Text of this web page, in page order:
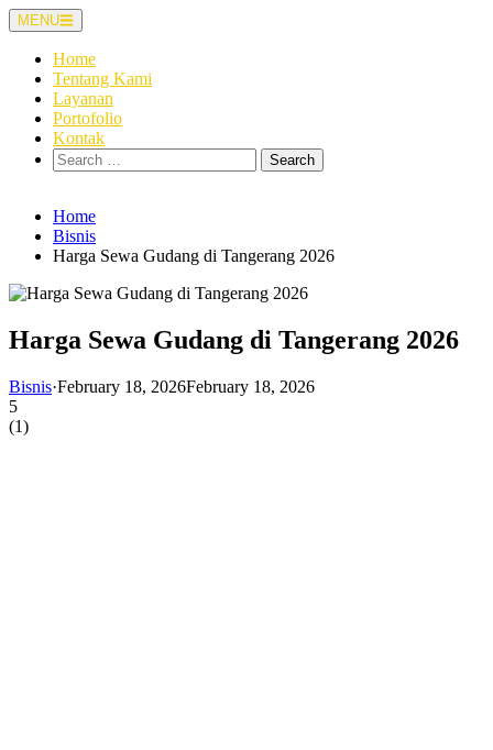
Skip
to
content
MENU
Home
Tentang Kami
Layanan
Portofolio
Kontak
Search
for:
Home
Bisnis
Harga Sewa Gudang di Tangerang 2026
Harga Sewa Gudang di Tangerang 2026
Bisnis·February 18, 2026February 18, 2026
5
(1)